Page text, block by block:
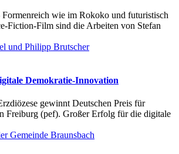
wie im Rokoko und futuristisch
Fiction-Film sind die Arbeiten von Stefan
Demokratie-Innovation
gewinnt Deutschen Preis für
Freiburg (pef). Großer Erfolg für die digitale